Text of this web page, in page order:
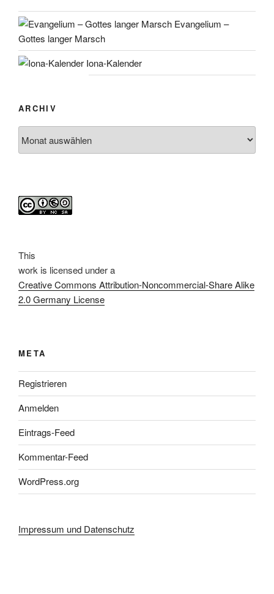
Evangelium –
Gottes langer Marsch
Iona-Kalender
ARCHIV
This
work is licensed under a
Creative Commons Attribution-Noncommercial-Share Alike
2.0 Germany License
META
Registrieren
Anmelden
Eintrags-Feed
Kommentar-Feed
WordPress.org
Impressum und Datenschutz